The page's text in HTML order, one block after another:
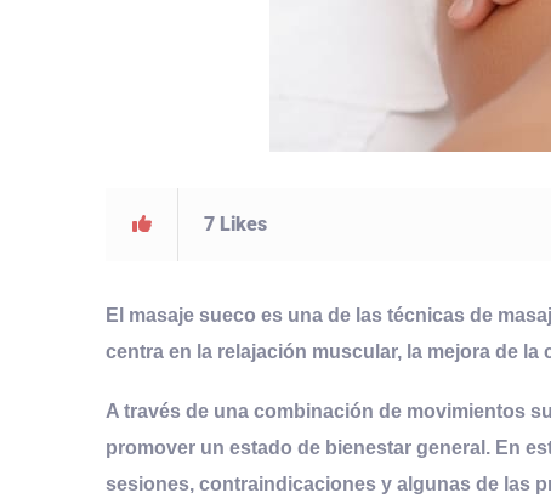
7 Likes
El masaje sueco es una de las técnicas de
centra en la relajación muscular, la mejora de
A través de una combinación de movimientos
promover un estado de bienestar general . En
sesiones, contraindicaciones y algunas de las